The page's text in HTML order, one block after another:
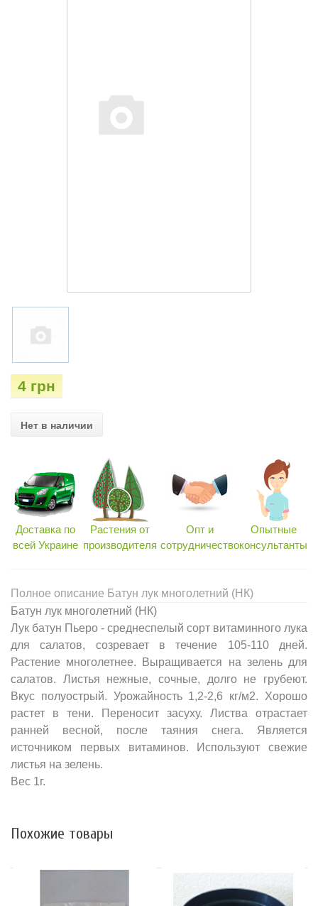
4 грн
Нет в наличии
Доставка по
всей Украине
Растения от
производителя
Опт и
сотрудничество
Опытные
консультанты
Полное описание Батун лук многолетний (НК)
Батун лук многолетний (НК)
Лук батун Пьеро - среднеспелый сорт витаминного лука
для салатов, созревает в течение 105-110 дней.
Растение многолетнее. Выращивается на зелень для
салатов. Листья нежные, сочные, долго не грубеют.
Вкус полуострый. Урожайность 1,2-2,6 кг/м2. Хорошо
растет в тени. Переносит засуху. Листва отрастает
ранней весной, после таяния снега. Является
источником первых витаминов. Используют свежие
листья на зелень.
Вес 1г.
Похожие товары